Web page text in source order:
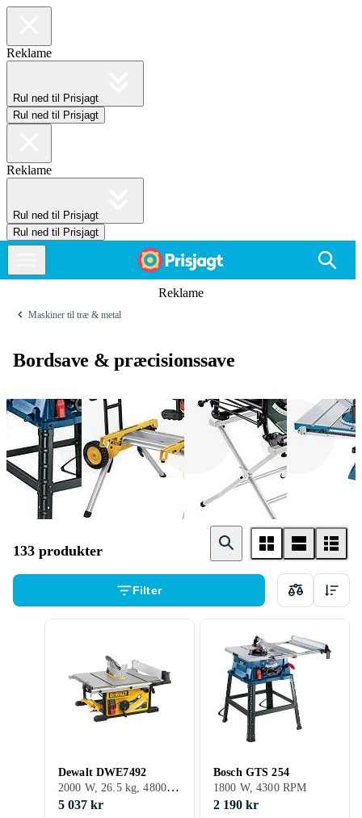
Reklame
Rul ned til Prisjagt
Rul ned til Prisjagt
Reklame
Rul ned til Prisjagt
Rul ned til Prisjagt
Reklame
Maskiner til træ & metal
Bordsave & præcisionssave
Bosch
133 produkter
Filter
Dewalt DWE7492
2000 W, 26.5 kg, 4800 RPM
5 037 kr
Bosch GTS 254
1800 W, 4300 RPM
2 190 kr